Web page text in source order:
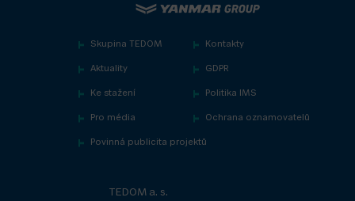
Skupina TEDOM Kontakty
Aktuality GDPR
Ke stažení Politika IMS
Pro média Ochrana oznamovatelů
Povinná publicita projektů
TEDOM a. s.